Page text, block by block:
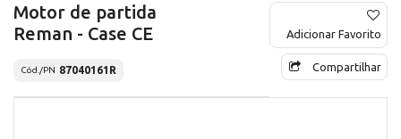
Motor de partida
Reman - Case CE
Cód./PN 87040161R
Adicionar Favorito
Compartilhar